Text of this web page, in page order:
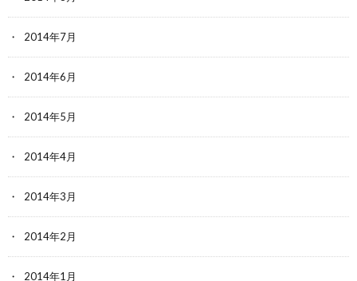
2014年7月
2014年6月
2014年5月
2014年4月
2014年3月
2014年2月
2014年1月